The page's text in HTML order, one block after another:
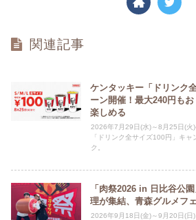
関連記事
ケンタッキー「ドリンク
ーン開催！最大240円も
楽しめる
2026年7月29日(水)～8月25日(火
「ドリンク全サイズ100円」キ
ク。
「肉祭2026 in 日比谷公
理が集結、青森グルメフ
2026年9月18日(金)～9月20日(日